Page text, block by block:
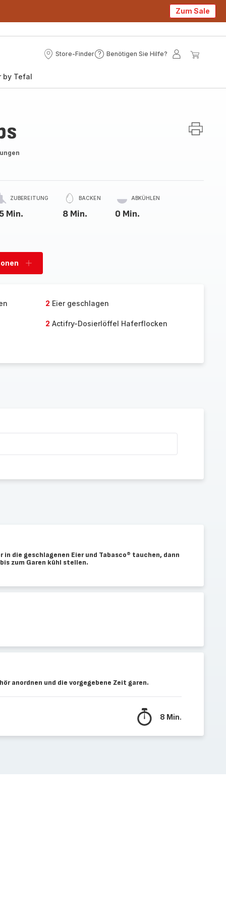
Zum Sale
Store-Finder
Store-
Benötigen Sie Hilfe?
Benötigen
Mein
by Tefal
ZUBEREITUNG
Min.
BACKEN
8 Min.
ABKÜHLEN
0 Min.
Personen
2 Eier geschlagen
2 Actifry-Dosierlöffel Haferflocken
die geschlagenen Eier und Tabasco® tauchen, dann
zum Garen kühl stellen.
anordnen und die vorgegebene Zeit garen.
8 Min.